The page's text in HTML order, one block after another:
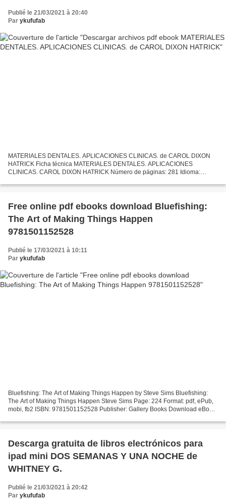
Publié le 21/03/2021 à 20:40
Par ykufufab
MATERIALES DENTALES. APLICACIONES CLINICAS. de CAROL DIXON
HATRICK Ficha técnica MATERIALES DENTALES. APLICACIONES
CLINICAS. CAROL DIXON HATRICK Número de páginas: 281 Idioma:
Editorial: MANUAL...
Free online pdf ebooks download Bluefishing:
The Art of Making Things Happen
9781501152528
Publié le 17/03/2021 à 10:11
Par ykufufab
Bluefishing: The Art of Making Things Happen by Steve Sims Bluefishing:
The Art of Making Things Happen Steve Sims Page: 224 Format: pdf, ePub,
mobi, fb2 ISBN: 9781501152528 Publisher: Gallery Books Download eBook
Descarga gratuita de libros electrónicos para
ipad mini DOS SEMANAS Y UNA NOCHE de
WHITNEY G.
Publié le 21/03/2021 à 20:42
Par ykufufab